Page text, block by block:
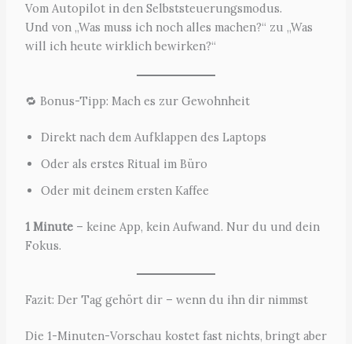
Vom Autopilot in den Selbststeuerungsmodus.
Und von „Was muss ich noch alles machen?“ zu „Was
will ich heute wirklich bewirken?“
🔁 Bonus-Tipp: Mach es zur Gewohnheit
Direkt nach dem Aufklappen des Laptops
Oder als erstes Ritual im Büro
Oder mit deinem ersten Kaffee
1 Minute– keine App, kein Aufwand. Nur du und dein
Fokus.
Fazit: Der Tag gehört dir – wenn du ihn dir nimmst
Die 1-Minuten-Vorschau kostet fast nichts, bringt aber